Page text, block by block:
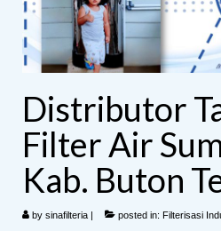
ARTIKEL
HUBUNGI KAMI
Distributor
Filter Air
Kab. Buton
by sinafilteria | posted in: Filterisasi